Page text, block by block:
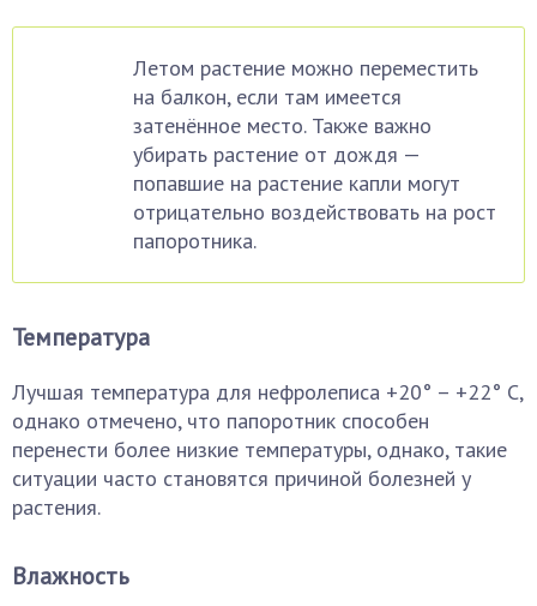
Летом растение можно переместить
на балкон, если там имеется
затенённое место. Также важно
убирать растение от дождя —
попавшие на растение капли могут
отрицательно воздействовать на рост
папоротника.
Температура
Лучшая температура для нефролеписа +20° – +22° С,
однако отмечено, что папоротник способен
перенести более низкие температуры, однако, такие
ситуации часто становятся причиной болезней у
растения.
Влажность